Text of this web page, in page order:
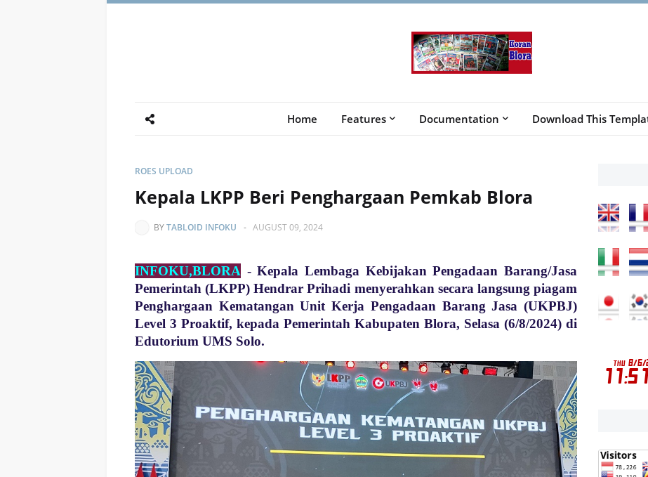
Home Features Documentation Download This
ROES UPLOAD
Kepala LKPP Beri Penghargaan Pemkab Blora
BYTABLOID INFOKU - AUGUST 09, 2024
INFOKU,BLORA -Kepala Lembaga Kebijakan Pengadaan Barang/Jasa
Pemerintah (LKPP) Hendrar Prihadi menyerahkan secara langsung piagam
Penghargaan Kematangan Unit Kerja Pengadaan Barang Jasa (UKPBJ)
Level 3 Proaktif, kepada Pemerintah Kabupaten Blora, Selasa (6/8/2024) di
Edutorium UMS Solo.